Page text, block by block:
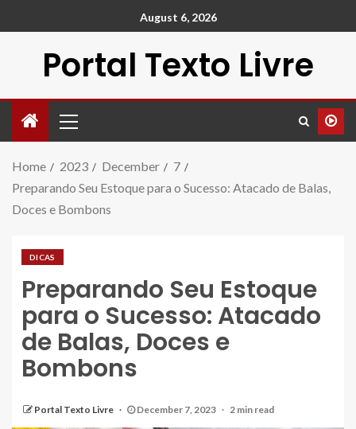
August 6, 2026
Portal Texto Livre
Home 2023 December
7
Preparando Seu Estoque para o Sucesso: Atacado de Balas,
Doces e Bombons
DICAS
Preparando Seu Estoque
para o Sucesso: Atacado
de Balas, Doces e
Bombons
Portal Texto Livre December 7, 2023 2 min read